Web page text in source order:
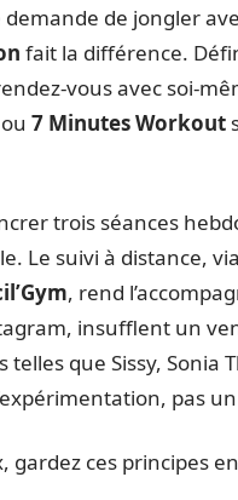
de jongler
fait la différence.
vous avec soi-
ou 7 Minutes Workout
trois séances
Le suivi à distance,
, rend
insufflent un
que Sissy, Sonia
pas un
gardez ces principes